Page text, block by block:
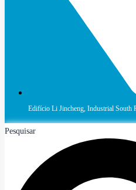
Edifício Li Jincheng, Industrial South
Pesquisar